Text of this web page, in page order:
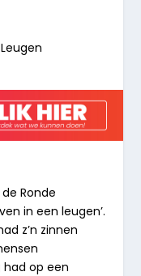
Ronde
in een leugen’.
z’n zinnen
had op een